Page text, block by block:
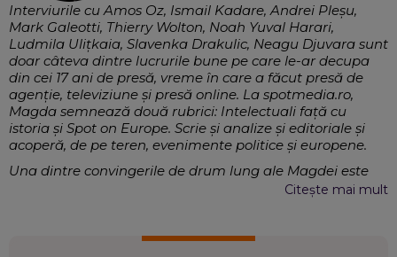
Interviurile cu Amos Oz, Ismail Kadare, Andrei Pleșu,
Mark Galeotti, Thierry Wolton, Noah Yuval Harari,
Ludmila Ulițkaia, Slavenka Drakulic, Neagu Djuvara sunt
doar câteva dintre lucrurile bune pe care le-ar decupa
din cei 17 ani de presă, vreme în care a făcut presă de
agenție, televiziune și presă online. La spotmedia.ro,
Magda semnează două rubrici: Intelectuali față cu
istoria și Spot on Europe. Scrie și analize și editoriale și
acoperă, de pe teren, evenimente politice și europene.
Una dintre convingerile de drum lung ale Magdei este
aceea că jurnalismul este o profesie de interval, care
măsură să abordeze temele sociale, în așa fel încât să
Citește mai mult